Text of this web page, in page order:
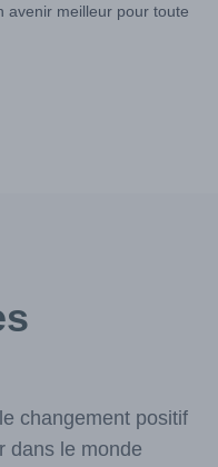
avenir meilleur pour toute
changement positif
dans le monde